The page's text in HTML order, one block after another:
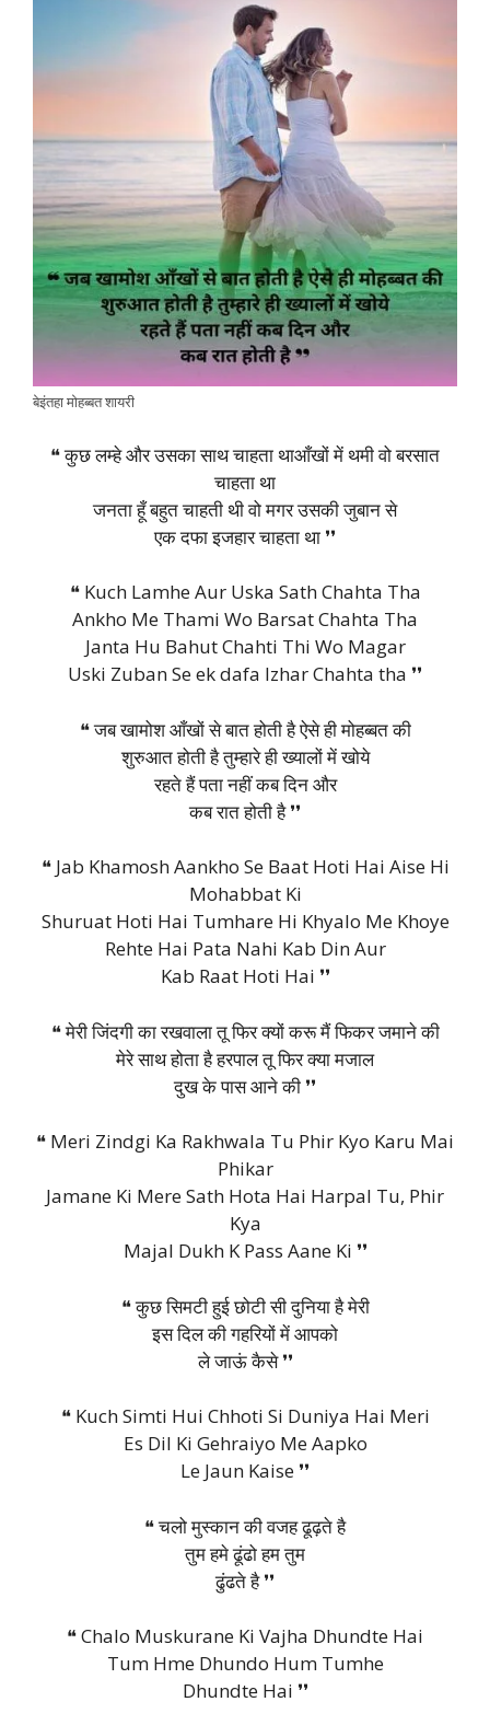
बेइंतहा मोहब्बत शायरी
❝ कुछ लम्हे और उसका साथ चाहता थाआँखों में थमी वो बरसात
चाहता था
जनता हूँ बहुत चाहती थी वो मगर उसकी जुबान से
एक दफा इजहार चाहता था ❜❜
❝ Kuch Lamhe Aur Uska Sath Chahta Tha
Ankho Me Thami Wo Barsat Chahta Tha
Janta Hu Bahut Chahti Thi Wo Magar
Uski Zuban Se ek dafa Izhar Chahta tha ❜❜
❝ जब खामोश आँखों से बात होती है ऐसे ही मोहब्बत की
शुरुआत होती है तुम्हारे ही ख्यालों में खोये
रहते हैं पता नहीं कब दिन और
कब रात होती है ❜❜
❝ Jab Khamosh Aankho Se Baat Hoti Hai Aise Hi
Mohabbat Ki
Shuruat Hoti Hai Tumhare Hi Khyalo Me Khoye
Rehte Hai Pata Nahi Kab Din Aur
Kab Raat Hoti Hai ❜❜
❝ मेरी जिंदगी का रखवाला तू फिर क्यों करू मैं फिकर जमाने की
मेरे साथ होता है हरपाल तू फिर क्या मजाल
दुख के पास आने की ❜❜
❝ Meri Zindgi Ka Rakhwala Tu Phir Kyo Karu Mai
Phikar
Jamane Ki Mere Sath Hota Hai Harpal Tu, Phir
Kya
Majal Dukh K Pass Aane Ki ❜❜
❝ कुछ सिमटी हुई छोटी सी दुनिया है मेरी
इस दिल की गहरियों में आपको
ले जाऊं कैसे ❜❜
❝ Kuch Simti Hui Chhoti Si Duniya Hai Meri
Es Dil Ki Gehraiyo Me Aapko
Le Jaun Kaise ❜❜
❝ चलो मुस्कान की वजह ढूढ़ते है
तुम हमे ढूंढो हम तुम
ढुंढते है ❜❜
❝ Chalo Muskurane Ki Vajha Dhundte Hai
Tum Hme Dhundo Hum Tumhe
Dhundte Hai ❜❜